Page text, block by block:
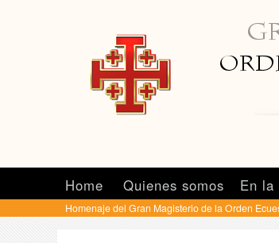
Home Quienes somos En la
Homenaje del Gran Magisterio de la Orden